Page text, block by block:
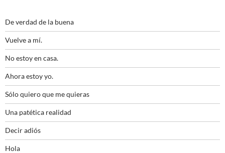
De verdad de la buena
Vuelve a mí.
No estoy en casa.
Ahora estoy yo.
Sólo quiero que me quieras
Una patética realidad
Decir adiós
Hola